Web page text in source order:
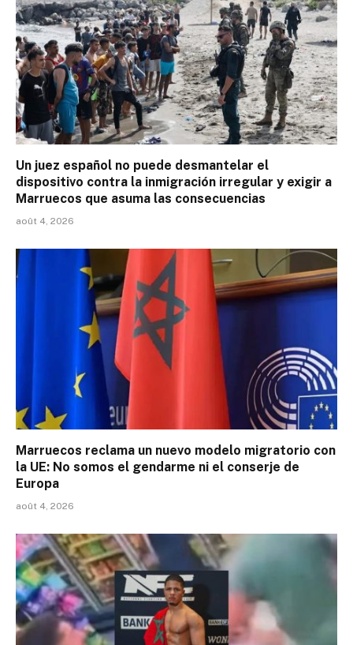
Un juez español no puede desmantelar el
dispositivo contra la inmigración irregular y exigir a
Marruecos que asuma las consecuencias
août 4, 2026
Marruecos reclama un nuevo modelo migratorio con
la UE: No somos el gendarme ni el conserje de
Europa
août 4, 2026